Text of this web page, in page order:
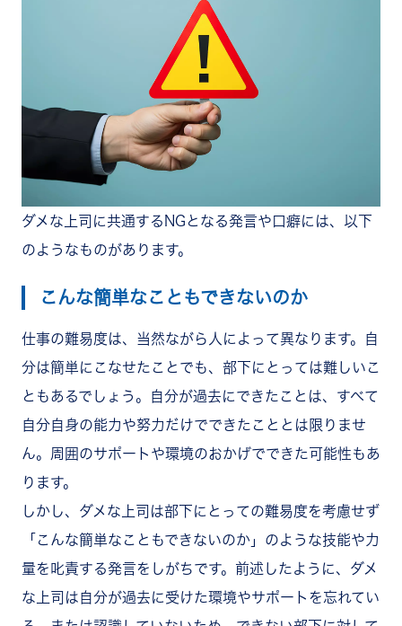
ダメな上司に共通するNGとなる発言や口癖には、以下
のようなものがあります。
こんな簡単なこともできないのか
仕事の難易度は、当然ながら人によって異なります。自
分は簡単にこなせたことでも、部下にとっては難しいこ
ともあるでしょう。自分が過去にできたことは、すべて
自分自身の能力や努力だけでできたこととは限りませ
ん。周囲のサポートや環境のおかげでできた可能性もあ
ります。
しかし、ダメな上司は部下にとっての難易度を考慮せず
「こんな簡単なこともできないのか」のような技能や力
量を叱責する発言をしがちです。前述したように、ダメ
な上司は自分が過去に受けた環境やサポートを忘れてい